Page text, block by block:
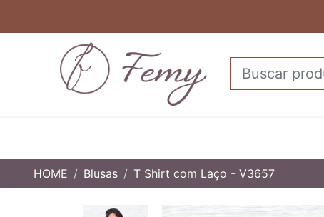
HOME Blusas T Shirt com Laço - V3657